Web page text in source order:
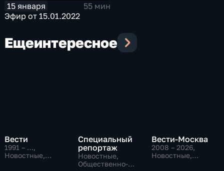
15 января
55 мин
Эфир от 15.01.2022
Ещеинтересное
Вести
1991 – …,
Новостные,
Специальный
репортаж
Новостные,
Общественно-
Вести-Москва
2008 – 2026,
Новостные,